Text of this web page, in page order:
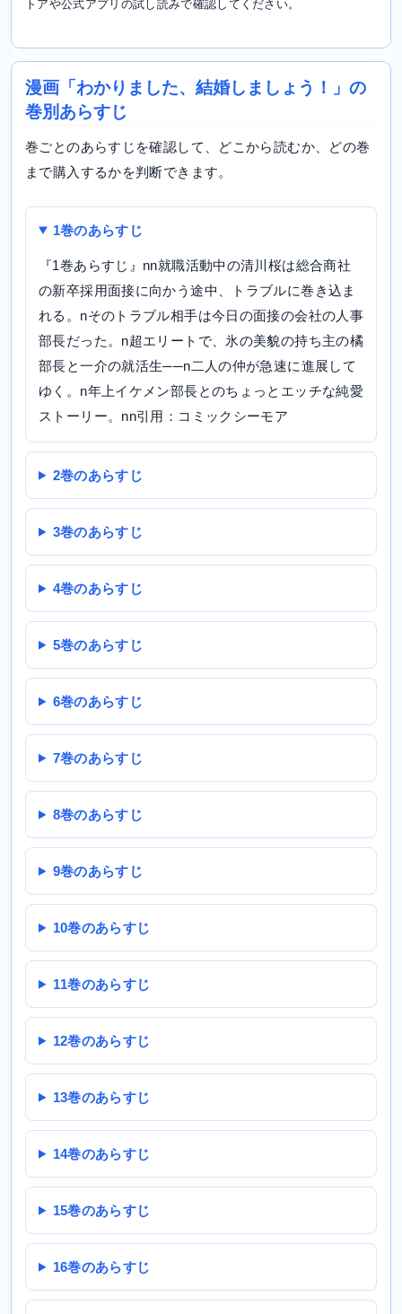
トアや公式アプリの試し読みで確認してください。
漫画「わかりました、結婚しましょう！」の
巻別あらすじ
巻ごとのあらすじを確認して、どこから読むか、どの巻
まで購入するかを判断できます。
1巻のあらすじ
『1巻あらすじ』nn就職活動中の清川桜は総合商社
の新卒採用面接に向かう途中、トラブルに巻き込ま
れる。nそのトラブル相手は今日の面接の会社の人事
部長だった。n超エリートで、氷の美貌の持ち主の橘
部長と一介の就活生──n二人の仲が急速に進展して
ゆく。n年上イケメン部長とのちょっとエッチな純愛
ストーリー。nn引用：コミックシーモア
2巻のあらすじ
3巻のあらすじ
4巻のあらすじ
5巻のあらすじ
6巻のあらすじ
7巻のあらすじ
8巻のあらすじ
9巻のあらすじ
10巻のあらすじ
11巻のあらすじ
12巻のあらすじ
13巻のあらすじ
14巻のあらすじ
15巻のあらすじ
16巻のあらすじ